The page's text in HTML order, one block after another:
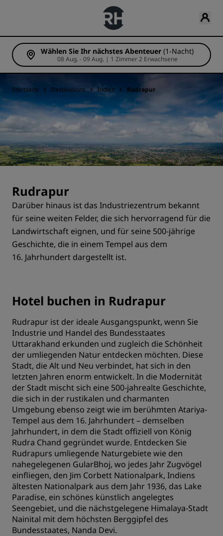
Wählen Sie Ihr nächstes Abenteuer (1-Nacht)
08 Aug. - 09 Aug. | 1 Zimmer 2 Erwachsene
Startseite Destinations Indien Rudrapur
Rudrapur
Darüber hinaus ist das Industriezentrum bekannt
für seine weiten Felder, die sich hervorragend für die
Landwirtschaft eignen, und für seine 500-jährige
Geschichte, die in einem Tempel aus dem
16. Jahrhundert dargestellt ist.
Hotel buchen in Rudrapur
Rudrapur ist der ideale Ausgangspunkt, wenn Sie
Industrie und Handel des Bundesstaates
Uttarakhand erkunden und zugleich die Schönheit
der umliegenden Natur entdecken möchten. Diese
Stadt, die Alt und Neu verbindet, hat sich in den
letzten Jahren enorm entwickelt. In die Modernität
der Stadt mischt sich eine 500-jahrealte Geschichte,
die sich in der rustikalen und charmanten
Umgebung ebenso zeigt wie im berühmten Atariya-
Tempel aus dem 16. Jahrhundert – demselben
Jahrhundert, in dem die Stadt offiziell von König
Rudra Chand gegründet wurde. Entdecken Sie
Rudrapurs umliegende Naturgebiete wie den
nahegelegenen GularBhoj, wo jedes Jahr Zugvögel
einfliegen, den Jim Corbett Nationalpark, Indiens
ältesten Nationalpark aus dem Jahr 1936, das Lake
Paradise, ein schönes künstlich angelegtes
Seengebiet, und die nächstgelegene Himalaya-Stadt
Nainital mit dem höchsten Berggipfel des
Bundesstaates, Nanda Devi.